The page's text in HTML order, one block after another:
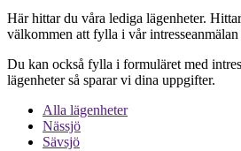
Här hittar du våra lediga lägenheter.
välkommen att fylla i vår intresseanmälan
Du kan också fylla i formuläret med
lägenheter så sparar vi dina uppgifter.
Alla lägenheter
Nässjö
Sävsjö